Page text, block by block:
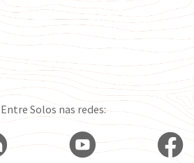
Solos nas redes: